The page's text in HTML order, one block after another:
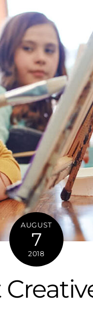
AUGUST
7
2018